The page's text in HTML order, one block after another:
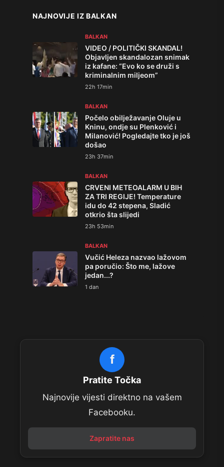
NAJNOVIJE IZ BALKAN
BALKAN
VIDEO / POLITIČKI SKANDAL!
Objavljen skandalozan snimak
iz kafane: “Evo ko se druži s
kriminalnim miljeom”
22h 17min
BALKAN
Počelo obilježavanje Oluje u
Kninu, ondje su Plenković i
Milanović! Pogledajte tko je još
došao
23h 37min
BALKAN
CRVENI METEOALARM U BIH
ZA TRI REGIJE! Temperature
idu do 42 stepena, Sladić
otkrio šta slijedi
23h 53min
BALKAN
Vučić Heleza nazvao lažovom
pa poručio: Što me, lažove
jedan...?
1 dan
f
Pratite Točka
Najnovije vijesti direktno na vašem
Facebooku.
Zapratite nas